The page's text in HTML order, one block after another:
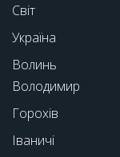
Світ
Україна
Волинь
Володимир
Горохів
Іваничі